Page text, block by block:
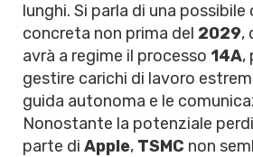
lunghi. Si parla di una
concreta non prima del 2029,
avrà a regime il processo 14A,
gestire carichi di lavoro
guida autonoma e le
Nonostante la potenziale
parte di Apple, TSMC non